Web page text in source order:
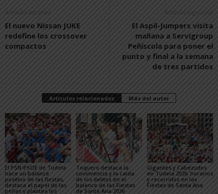
Artículo anterior
El nuevo Nissan JUKE
redefine los crossover
compactos
Artículo siguiente
El Aspil-Jumpers visita
mañana a Servigroup
Peñíscola para poner el
punto y final a la semana
de tres partidos
Artículos relacionados Más del autor
El PSN-PSOE de Tudela
hace un balance
positivo de las fiestas,
destaca el papel de las
peñas y plantea los
Toquero destaca la
convivencia y la caída
de los delitos en el
balance de las Fiestas
de Santa Ana 2026
Gigantes y Cabezudos
en Tudela 2026: horarios
y recorridos en las
Fiestas de Santa Ana